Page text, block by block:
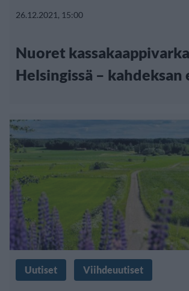
26.12.2021, 15:00
Nuoret
Helsingissä – kahdeksan
Uutiset Viihdeuutiset